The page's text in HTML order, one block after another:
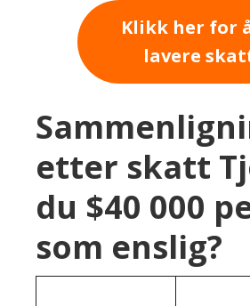
Klikk her for
lavere
etter skatt
du $40 000
som enslig?